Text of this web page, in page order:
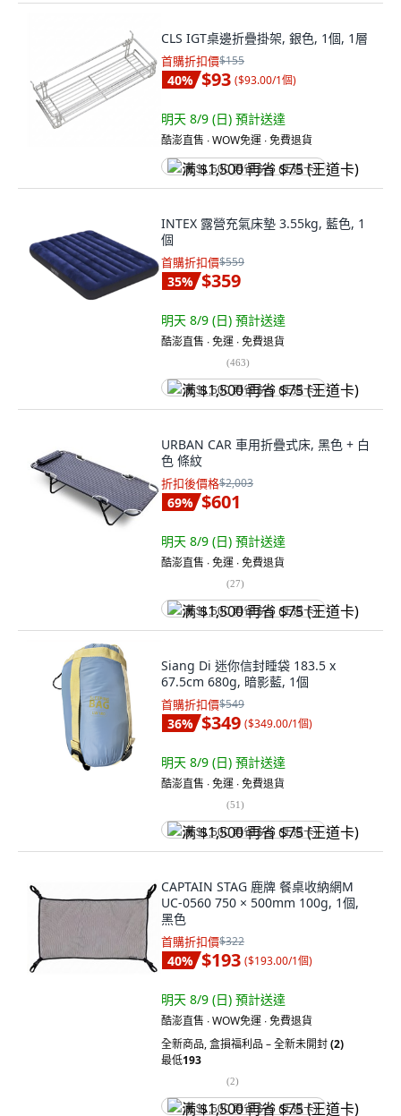
CLS IGT桌邊折疊掛架, 銀色, 1個, 1層
首購折扣價$155
40% $93 ($93.00/1個)
明天 8/9 (日) 預計送達
酷澎直售 ∙ WOW免運 ∙ 免費退貨
满 $1,500 再省 $75 (王道卡)
INTEX 露營充氣床墊 3.55kg, 藍色, 1
個
首購折扣價$559
35% $359
明天 8/9 (日) 預計送達
酷澎直售 ∙ 免運 ∙ 免費退貨
(463)
满 $1,500 再省 $75 (王道卡)
URBAN CAR 車用折疊式床, 黑色 + 白
色 條紋
折扣後價格$2,003
69% $601
明天 8/9 (日) 預計送達
酷澎直售 ∙ 免運 ∙ 免費退貨
(27)
满 $1,500 再省 $75 (王道卡)
Siang Di 迷你信封睡袋 183.5 x
67.5cm 680g, 暗影藍, 1個
首購折扣價$549
36% $349 ($349.00/1個)
明天 8/9 (日) 預計送達
酷澎直售 ∙ 免運 ∙ 免費退貨
(51)
满 $1,500 再省 $75 (王道卡)
CAPTAIN STAG 鹿牌 餐桌收納網M
UC-0560 750 × 500mm 100g, 1個,
黑色
首購折扣價$322
40% $193 ($193.00/1個)
明天 8/9 (日) 預計送達
酷澎直售 ∙ WOW免運 ∙ 免費退貨
全新商品,盒損福利品 – 全新未開封(2)
最低193
(2)
满 $1,500 再省 $75 (王道卡)